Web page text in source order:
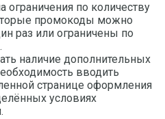
ограничения по количеству
промокоды можно
раз или ограничены по
наличие дополнительных
вводить
странице оформления
условиях